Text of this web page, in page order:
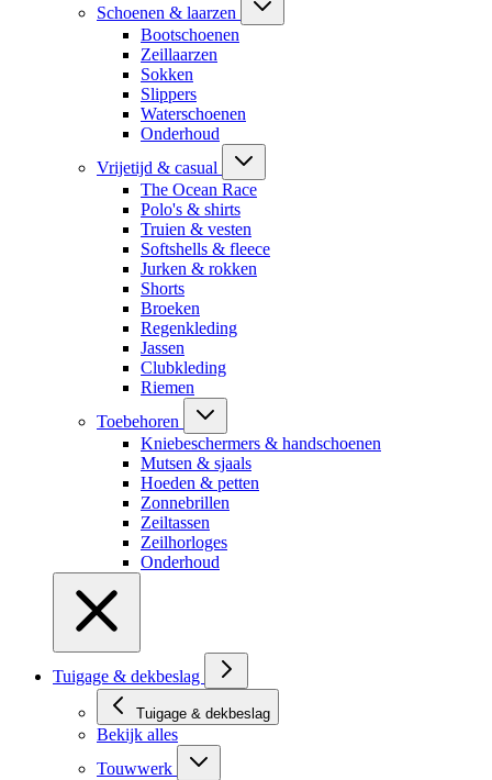
Schoenen & laarzen
Bootschoenen
Zeillaarzen
Sokken
Slippers
Waterschoenen
Onderhoud
Vrijetijd & casual
The Ocean Race
Polo's & shirts
Truien & vesten
Softshells & fleece
Jurken & rokken
Shorts
Broeken
Regenkleding
Jassen
Clubkleding
Riemen
Toebehoren
Kniebeschermers & handschoenen
Mutsen & sjaals
Hoeden & petten
Zonnebrillen
Zeiltassen
Zeilhorloges
Onderhoud
Tuigage & dekbeslag
Tuigage & dekbeslag
Bekijk alles
Touwwerk